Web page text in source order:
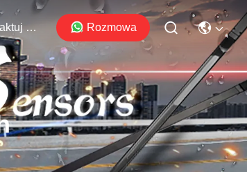
Skontaktuj Się Z Nami Rozmowa